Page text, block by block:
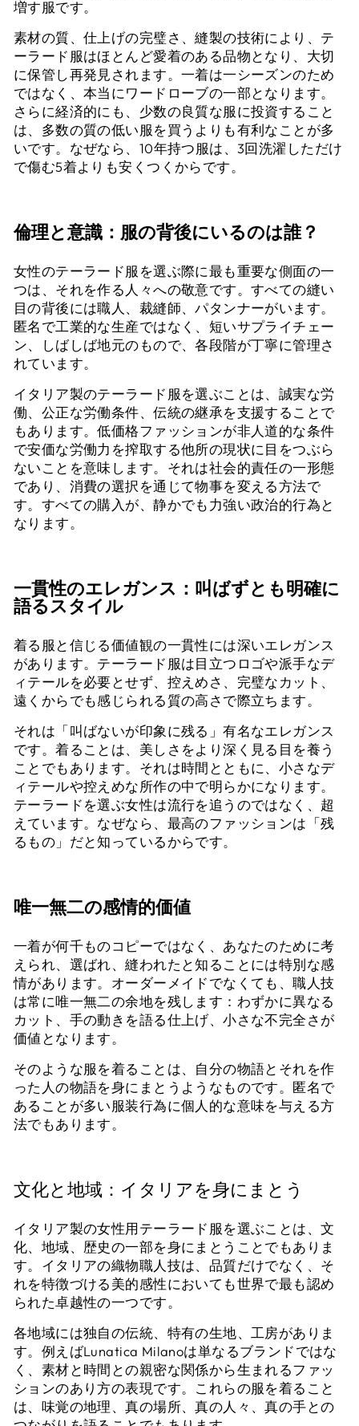
増す服です。
素材の質、仕上げの完璧さ、縫製の技術により、テ
ーラード服はほとんど愛着のある品物となり、大切
に保管し再発見されます。一着は一シーズンのため
ではなく、本当にワードローブの一部となります。
さらに経済的にも、少数の良質な服に投資すること
は、多数の質の低い服を買うよりも有利なことが多
いです。なぜなら、10年持つ服は、3回洗濯しただけ
で傷む5着よりも安くつくからです。
倫理と意識：服の背後にいるのは誰？
女性のテーラード服を選ぶ際に最も重要な側面の一
つは、それを作る人々への敬意です。すべての縫い
目の背後には職人、裁縫師、パタンナーがいます。
匿名で工業的な生産ではなく、短いサプライチェー
ン、しばしば地元のもので、各段階が丁寧に管理さ
れています。
イタリア製のテーラード服を選ぶことは、誠実な労
働、公正な労働条件、伝統の継承を支援することで
もあります。低価格ファッションが非人道的な条件
で安価な労働力を搾取する他所の現状に目をつぶら
ないことを意味します。それは社会的責任の一形態
であり、消費の選択を通じて物事を変える方法で
す。すべての購入が、静かでも力強い政治的行為と
なります。
一貫性のエレガンス：叫ばずとも明確に
語るスタイル
着る服と信じる価値観の一貫性には深いエレガンス
があります。テーラード服は目立つロゴや派手なデ
ィテールを必要とせず、控えめさ、完璧なカット、
遠くからでも感じられる質の高さで際立ちます。
それは「叫ばないが印象に残る」有名なエレガンス
です。着ることは、美しさをより深く見る目を養う
ことでもあります。それは時間とともに、小さなデ
ィテールや控えめな所作の中で明らかになります。
テーラードを選ぶ女性は流行を追うのではなく、超
えています。なぜなら、最高のファッションは「残
るもの」だと知っているからです。
唯一無二の感情的価値
一着が何千ものコピーではなく、あなたのために考
えられ、選ばれ、縫われたと知ることには特別な感
情があります。オーダーメイドでなくても、職人技
は常に唯一無二の余地を残します：わずかに異なる
カット、手の動きを語る仕上げ、小さな不完全さが
価値となります。
そのような服を着ることは、自分の物語とそれを作
った人の物語を身にまとうようなものです。匿名で
あることが多い服装行為に個人的な意味を与える方
法でもあります。
文化と地域：イタリアを身にまとう
イタリア製の女性用テーラード服を選ぶことは、文
化、地域、歴史の一部を身にまとうことでもありま
す。イタリアの織物職人技は、品質だけでなく、そ
れを特徴づける美的感性においても世界で最も認め
られた卓越性の一つです。
各地域には独自の伝統、特有の生地、工房がありま
す。例えばLunatica Milanoは単なるブランドではな
く、素材と時間との親密な関係から生まれるファッ
ションのあり方の表現です。これらの服を着ること
は、味覚の地理、真の場所、真の人々、真の手との